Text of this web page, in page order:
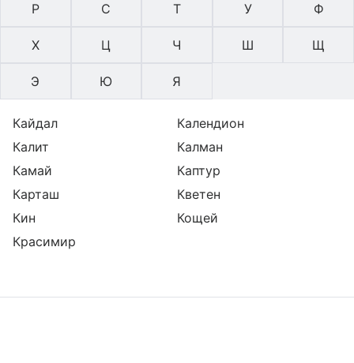
Р С Т У Ф
Х Ц Ч Ш Щ
Э Ю Я
Кайдал
Календион
Калит
Калман
Камай
Каптур
Карташ
Кветен
Кин
Кощей
Красимир